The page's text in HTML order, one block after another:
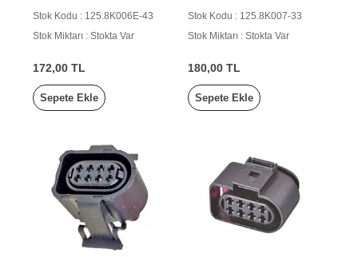
Stok Kodu : 125.8K006E-43
Stok Miktarı : Stokta Var
172,00 TL
Sepete Ekle
Stok Kodu : 125.8K007-33
Stok Miktarı : Stokta Var
180,00 TL
Sepete Ekle